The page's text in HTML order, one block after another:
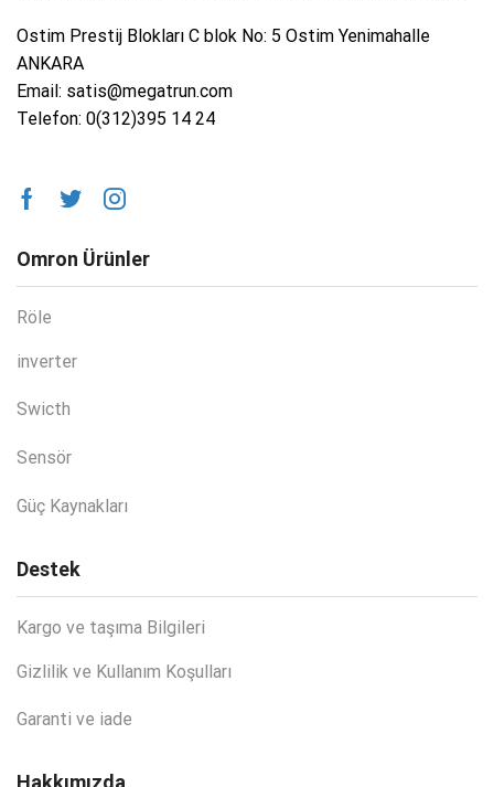
Ostim Prestij Blokları C blok No: 5 Ostim Yenimahalle
ANKARA
Email: satis@megatrun.com
Telefon: 0(312)395 14 24
Omron Ürünler
Röle
inverter
Swicth
Sensör
Güç Kaynakları
Destek
Kargo ve taşıma Bilgileri
Gizlilik ve Kullanım Koşulları
Garanti ve iade
Hakkımızda